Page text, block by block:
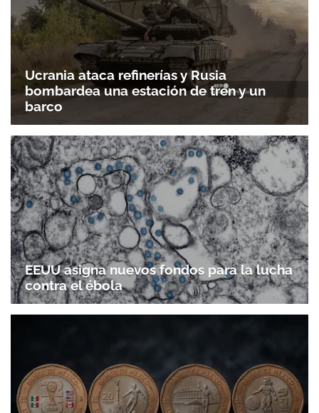
Ucrania ataca refinerías y Rusia
bombardea una estación de tren y un
barco
EEUU asigna nuevos fondos para la lucha
contra el ébola